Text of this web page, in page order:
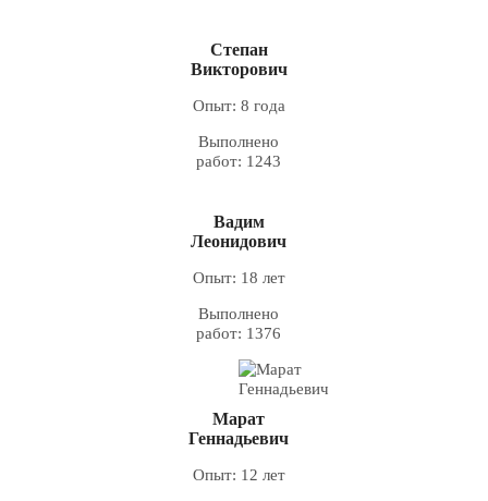
Степан
Викторович
Опыт: 8 года
Выполнено
работ: 1243
Вадим
Леонидович
Опыт: 18 лет
Выполнено
работ: 1376
Марат
Геннадьевич
Опыт: 12 лет